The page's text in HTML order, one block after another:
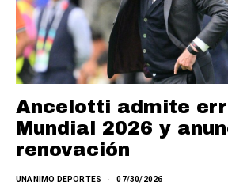
Ancelotti admite
Mundial 2026 y
renovación
UNANIMO DEPORTES 07/30/2026